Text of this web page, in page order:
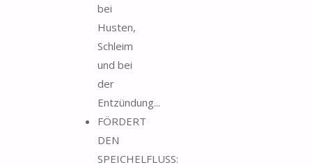
bei
Husten,
Schleim
und bei
der
Entzündung...
FÖRDERT
DEN
SPEICHELFLUSS: